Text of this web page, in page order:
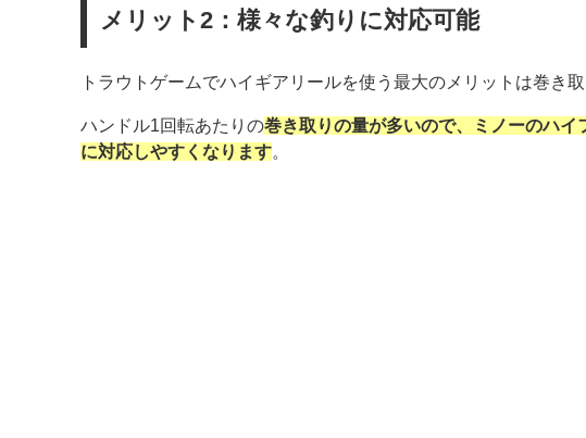
メリット2：様々な釣りに対応可能
トラウトゲームでハイギアリールを使う最大のメリットは巻き取
ハンドル1回転あたりの巻き取りの量が多いので、ミノーのハ
に対応しやすくなります。